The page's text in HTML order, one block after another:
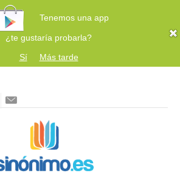
Tenemos una app
¿te gustaría probarla?
Sí
Más tarde